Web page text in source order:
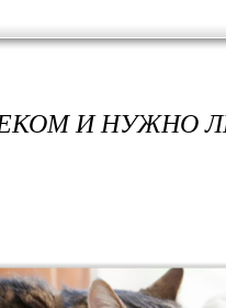
И НУЖНО